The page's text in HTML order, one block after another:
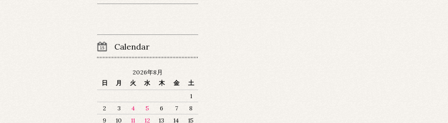
Calendar
2026年8月
日
月 火 水 木 金
土
1
2
3 4 5 6 7
8
9
10 11 12 13 14 15